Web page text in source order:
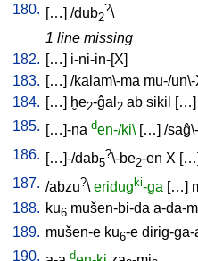
180. […] /dub2
?\
1 line missing
182. […] i-ni-in-[X]
183. […] /kalam\-ma mu-/un\-
184. […] ḫe2-ĝal 2 ab sikil […]
185. […]-na den-/ki\ […] /
186. […]-/dab5
?\-be2-en X [
187. /abzu?\ eridugki-ga […]
188. ku6 mušen-bi-da a-da-
189. mušen-e ku6-e dirig-ga-
190.
d